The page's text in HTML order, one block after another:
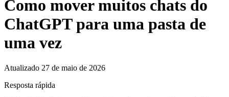
Como mover muitos chats do
ChatGPT para uma pasta de
uma vez
Atualizado 27 de maio de 2026
Resposta rápida